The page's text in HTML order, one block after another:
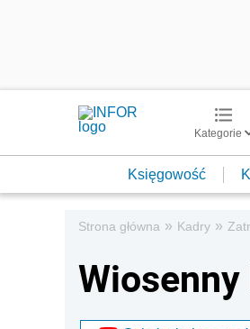
Kategorie
Księgowość
Strona główna » Kadry »